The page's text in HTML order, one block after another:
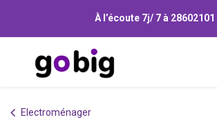
À l’écoute 7j/ 7 à 28602101
Electroménager